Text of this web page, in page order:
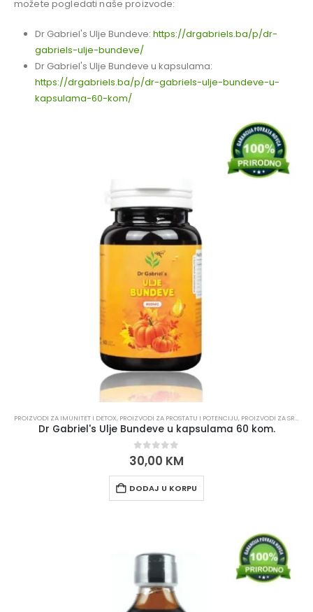
možete pogledati naše proizvode:
Dr Gabriel's Ulje Bundeve: https://drgabriels.ba/p/dr-
gabriels-ulje-bundeve/
Dr Gabriel's Ulje Bundeve u kapsulama:
https://drgabriels.ba/p/dr-gabriels-ulje-bundeve-u-
kapsulama-60-kom/
PROIZVODI ZA IMUNITET I DETOX, PROIZVODI ZA PROSTATU I POTENCIJU, PROIZVODI ZA SRCE I KRVNE ŽILE
Dr Gabriel's Ulje Bundeve u kapsulama 60 kom.
0out of 5
30,00 KM
DODAJ U KORPU